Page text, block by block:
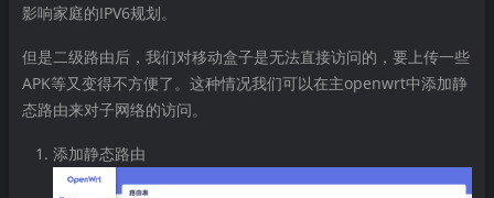
影响家庭的IPV6规划。
但是二级路由后，我们对移动盒子是无法直接访问的，要上传一些
APK等又变得不方便了。这种情况我们可以在主openwrt中添加静
态路由来对子网络的访问。
添加静态路由